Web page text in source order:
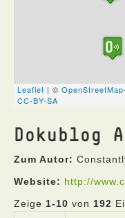
Dokublog
Zum Autor:
Website: http://
Zeige 1-10 von 192